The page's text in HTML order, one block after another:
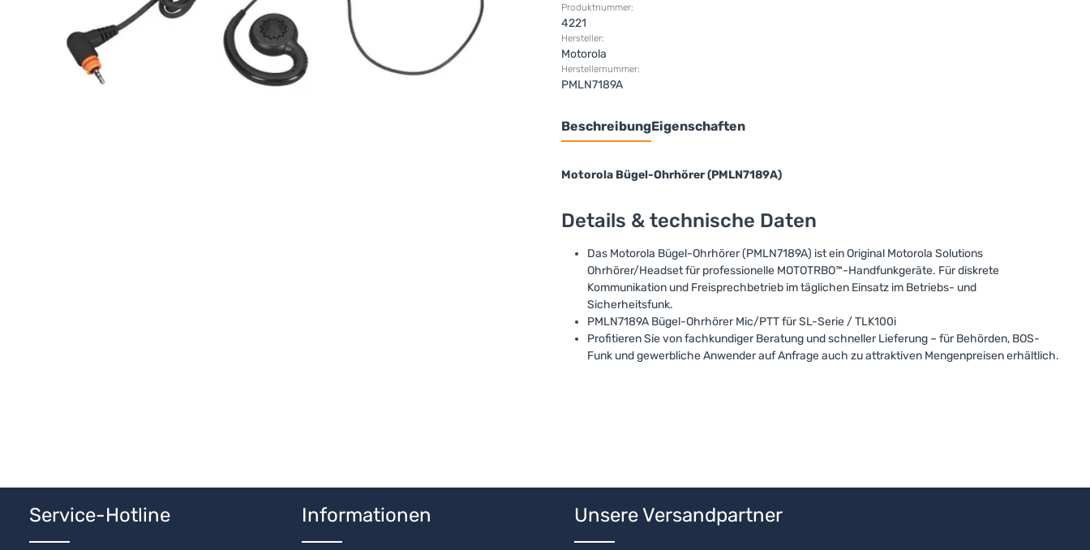
Produktnummer:
4221
Hersteller:
Motorola
Herstellernummer:
PMLN7189A
BeschreibungEigenschaften
Motorola Bügel-Ohrhörer (PMLN7189A)
Details & technische Daten
Das Motorola Bügel-Ohrhörer (PMLN7189A) ist ein Original Motorola Solutions
Ohrhörer/Headset für professionelle MOTOTRBO™-Handfunkgeräte. Für diskrete
Kommunikation und Freisprechbetrieb im täglichen Einsatz im Betriebs- und
Sicherheitsfunk.
PMLN7189A Bügel-Ohrhörer Mic/PTT für SL-Serie / TLK100i
Profitieren Sie von fachkundiger Beratung und schneller Lieferung – für Behörden, BOS-
Funk und gewerbliche Anwender auf Anfrage auch zu attraktiven Mengenpreisen erhältlich.
Service-Hotline Informationen Unsere Versandpartner